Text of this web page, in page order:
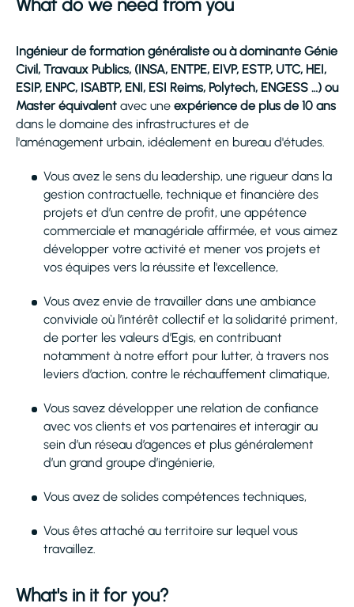
What do we need from you
Ingénieur de formation généraliste ou à dominante Génie
Civil, Travaux Publics, (INSA, ENTPE, EIVP, ESTP, UTC, HEI,
ESIP, ENPC, ISABTP, ENI, ESI Reims, Polytech, ENGESS …) ou
Master équivalent avec une expérience de plus de 10 ans
dans le domaine des infrastructures et de
l'aménagement urbain, idéalement en bureau d'études.
Vous avez le sens du leadership, une rigueur dans la
gestion contractuelle, technique et financière des
projets et d’un centre de profit, une appétence
commerciale et managériale affirmée, et vous aimez
développer votre activité et mener vos projets et
vos équipes vers la réussite et l'excellence,
Vous avez envie de travailler dans une ambiance
conviviale où l’intérêt collectif et la solidarité priment,
de porter les valeurs d’Egis, en contribuant
notamment à notre effort pour lutter, à travers nos
leviers d’action, contre le réchauffement climatique,
Vous savez développer une relation de confiance
avec vos clients et vos partenaires et interagir au
sein d’un réseau d’agences et plus généralement
d’un grand groupe d’ingénierie,
Vous avez de solides compétences techniques,
Vous êtes attaché au territoire sur lequel vous
travaillez.
What's in it for you?